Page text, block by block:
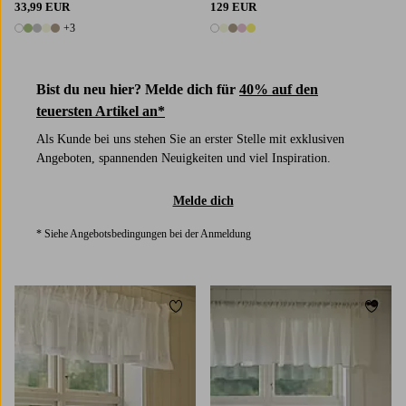
33,99 EUR
8 Farben
+3
129 EUR
5 Farben
Bist du neu hier? Melde dich für 40% auf den
teuersten Artikel an*
Als Kunde bei uns stehen Sie an erster Stelle mit exklusiven
Angeboten, spannenden Neuigkeiten und viel Inspiration.
Melde dich
* Siehe Angebotsbedingungen bei der Anmeldung
Zu Favoriten hinzufügen Zu